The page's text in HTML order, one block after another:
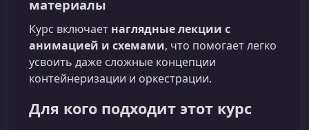
материалы
Курс включает наглядные лекции с
анимацией и схемами, что помогает легко
усвоить даже сложные концепции
контейнеризации и оркестрации.
Для кого подходит этот курс